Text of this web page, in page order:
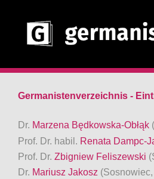
Germanistenverzeichnis -
Dr. Marzena Będkowska-Obłąk
Prof. Dr. habil. Renata Dampc-
Prof. Dr. Zbigniew Feliszewski
Dr. Mariusz Jakosz